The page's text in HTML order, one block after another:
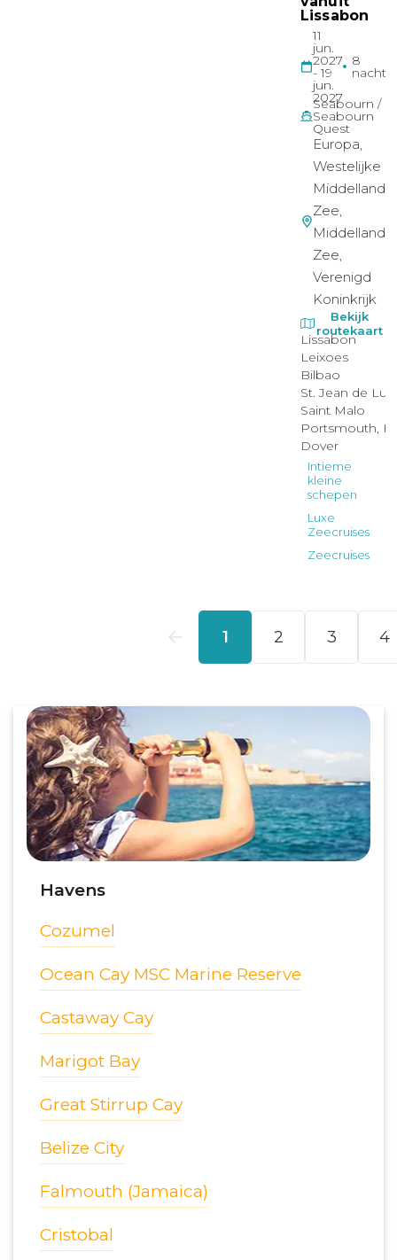
Havens
Cozumel
Ocean Cay MSC Marine Reserve
Castaway Cay
Marigot Bay
Great Stirrup Cay
Belize City
Falmouth (Jamaica)
Cristobal